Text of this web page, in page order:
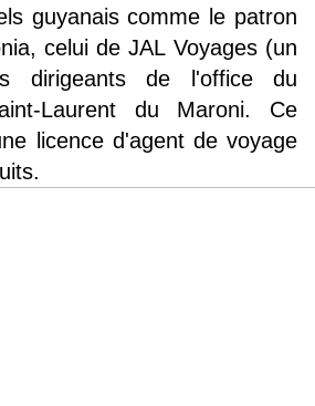
guyanais comme le patron
celui de JAL Voyages (un
dirigeants de l'office du
Laurent du Maroni. Ce
licence d'agent de voyage